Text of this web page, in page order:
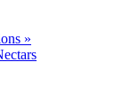
»